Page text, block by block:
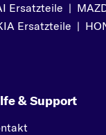
Ersatzteile |
Ersatzteile |
& Support